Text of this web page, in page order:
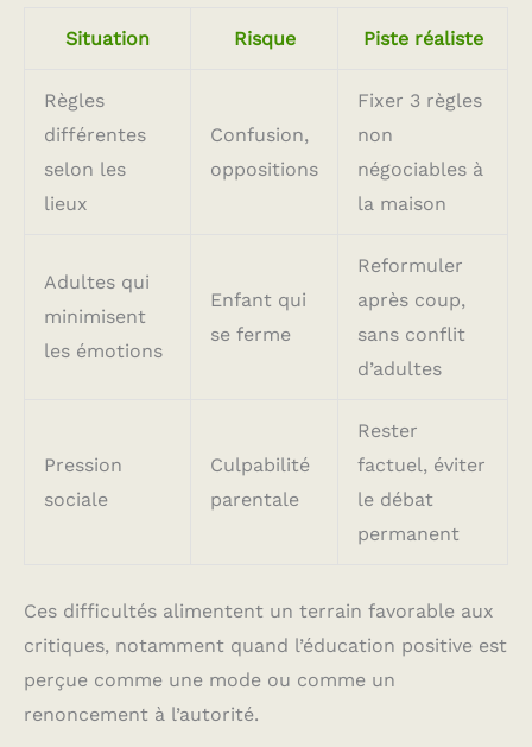
Situation Risque Piste réaliste
Règles
différentes
selon les
lieux
Confusion,
oppositions
Fixer 3 règles
non
négociables à
la maison
Adultes qui
minimisent
les émotions
Enfant qui
se ferme
Reformuler
après coup,
sans conflit
d’adultes
Pression
sociale
Culpabilité
parentale
Rester
factuel, éviter
le débat
permanent
Ces difficultés alimentent un terrain favorable aux
critiques, notamment quand l’éducation positive est
perçue comme une mode ou comme un
renoncement à l’autorité.